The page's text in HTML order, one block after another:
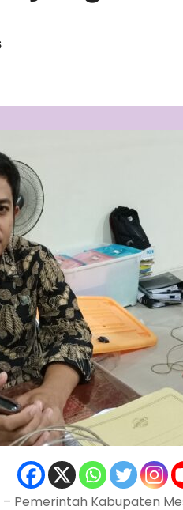
– Pemerintah Kabupaten